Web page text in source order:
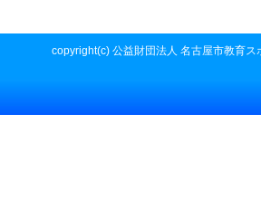
copyright(c) 公益財団法人 名古屋市教育ス